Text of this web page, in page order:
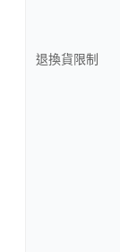
退換貨限制